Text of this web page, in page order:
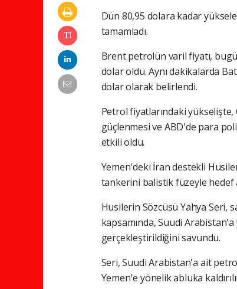
Dün 80,95 dolara kadar
tamamladı.
Brent petrolün varil fiyatı,
dolar oldu. Aynı dakikalarda
dolar olarak belirlendi.
Petrol fiyatlarındaki
güçlenmesi ve ABD'de para
etkili oldu.
Yemen'deki İran destekli
tankerini balistik füzeyle hedef
Husilerin Sözcüsü Yahya Seri,
kapsamında, Suudi
gerçekleştirildiğini savundu.
Seri, Suudi Arabistan'a ait
Yemen'e yönelik abluka